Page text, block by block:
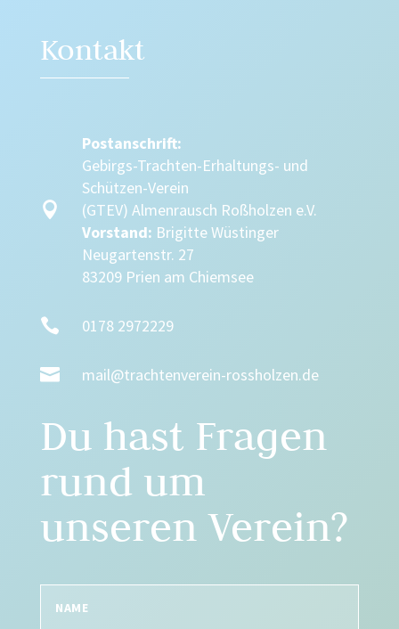
Kontakt

Postanschrift:
Gebirgs-Trachten-Erhaltungs- und
Schützen-Verein
(GTEV) Almenrausch Roßholzen e.V.
Vorstand: Brigitte Wüstinger
Neugartenstr. 27
83209 Prien am Chiemsee
 0178 2972229
 mail@trachtenverein-rossholzen.de
Du hast Fragen
rund um
unseren Verein?